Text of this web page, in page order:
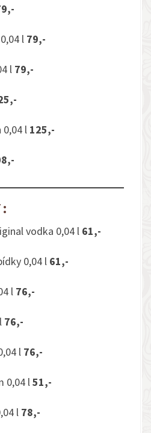
l 79,-
l 79,-
0,04 l 125,-
vodka 0,04 l 61,-
0,04 l 61,-
l 76,-
76,-
l 76,-
0,04 l51,-
l 78,-